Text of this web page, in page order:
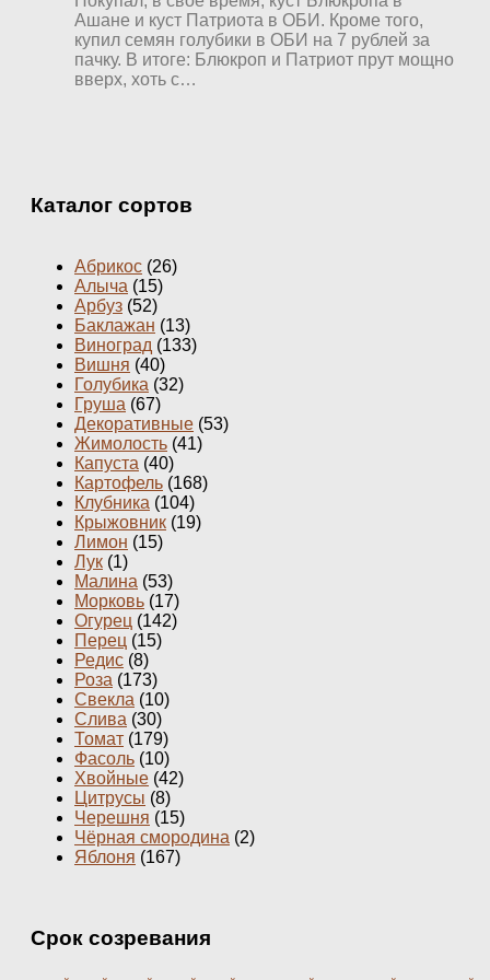
Ашане и куст Патриота в ОБИ. Кроме того,
купил семян голубики в ОБИ на 7 рублей за
пачку. В итоге: Блюкроп и Патриот прут мощно
вверх, хоть с…
Каталог сортов
Абрикос (26)
Алыча (15)
Арбуз (52)
Баклажан (13)
Виноград (133)
Вишня (40)
Голубика (32)
Груша (67)
Декоративные (53)
Жимолость (41)
Капуста (40)
Картофель (168)
Клубника (104)
Крыжовник (19)
Лимон (15)
Лук (1)
Малина (53)
Морковь (17)
Огурец (142)
Перец (15)
Редис (8)
Роза (173)
Свекла (10)
Слива (30)
Томат (179)
Фасоль (10)
Хвойные (42)
Цитрусы (8)
Черешня (15)
Чёрная смородина (2)
Яблоня (167)
Срок созревания